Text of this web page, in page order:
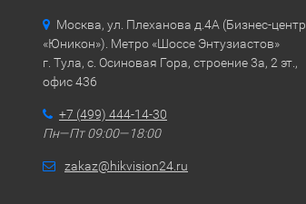
Москва, ул. Плеханова д.4А (Бизнес-центр
«Юникон»). Метро «Шоссе Энтузиастов»
г. Тула, с. Осиновая Гора, строение 3а, 2 эт.,
офис 436
+7 (499) 444-14-30
Пн—Пт 09:00—18:00
zakaz@hikvision24.ru